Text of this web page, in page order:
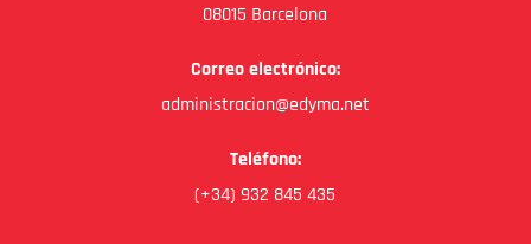
08015 Barcelona
Correo electrónico:
administracion@edyma.net
Teléfono:
(+34) 932 845 435